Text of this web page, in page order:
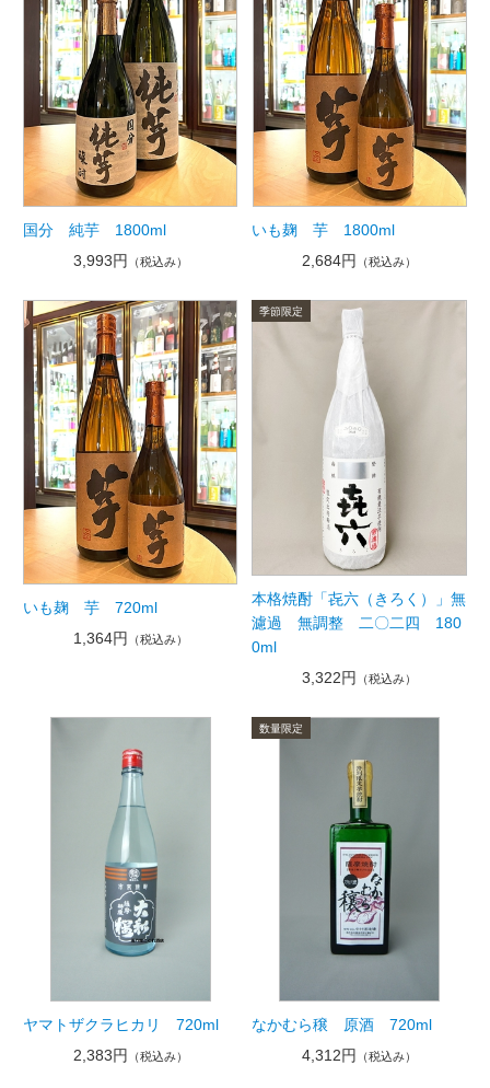
国分 純芋 1800ml
3,993円
（税込み）
いも麹 芋 1800ml
2,684円
（税込み）
いも麹 芋 720ml
1,364円
（税込み）
本格焼酎「㐂六（きろく）」無
濾過 無調整 二〇二四 180
0ml
3,322円
（税込み）
ヤマトザクラヒカリ 720ml
2,383円
（税込み）
なかむら穣 原酒 720ml
4,312円
（税込み）